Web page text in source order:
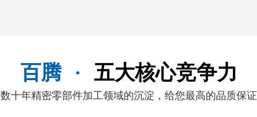
百腾 · 五大核心竞争力
数十年精密零部件加工领域的沉淀，给您最高的品质保证